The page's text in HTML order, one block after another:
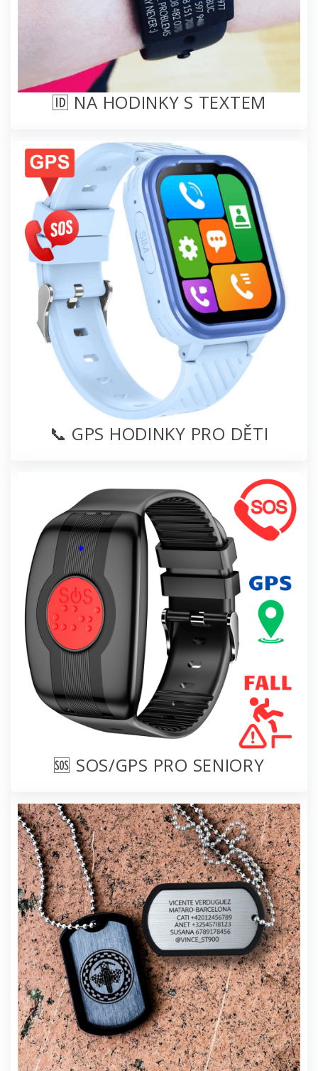
🆔 NA HODINKY S TEXTEM
📞 GPS HODINKY PRO DĚTI
🆘 SOS/GPS PRO SENIORY